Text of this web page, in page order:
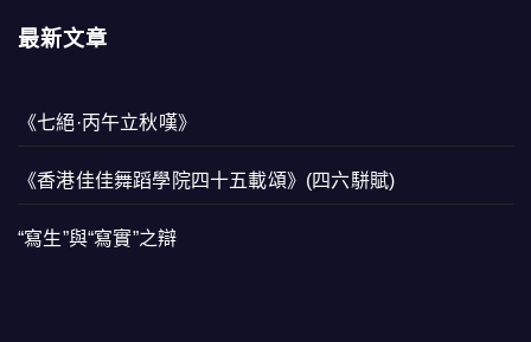
最新文章
《七絕·丙午立秋嘆》
《香港佳佳舞蹈學院四十五載頌》(四六駢賦)
“寫生”與“寫實”之辯